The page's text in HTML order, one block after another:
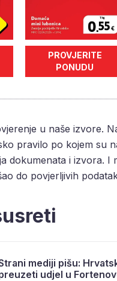
PROVJERITE
PONUDU
u naše izvore.
pravilo po kojem su
dokumenata i izvora. I
do povjerljivih
mediji pišu:
udjel u